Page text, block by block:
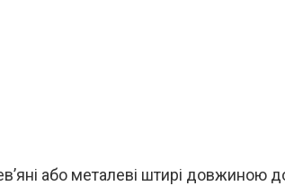
або металеві штирі